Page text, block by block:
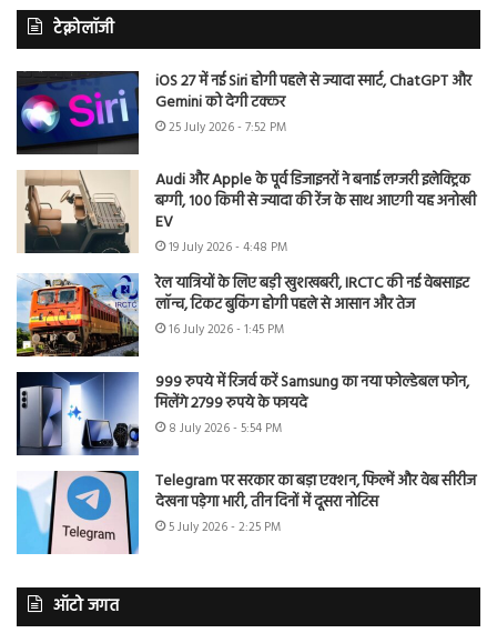
टेक्नोलॉजी
iOS 27 में नई Siri होगी पहले से ज्यादा स्मार्ट, ChatGPT और
Gemini को देगी टक्कर
25 July 2026 - 7:52 PM
Audi और Apple के पूर्व डिजाइनरों ने बनाई लग्जरी इलेक्ट्रिक
बग्गी, 100 किमी से ज्यादा की रेंज के साथ आएगी यह अनोखी
EV
19 July 2026 - 4:48 PM
रेल यात्रियों के लिए बड़ी खुशखबरी, IRCTC की नई वेबसाइट
लॉन्च, टिकट बुकिंग होगी पहले से आसान और तेज
16 July 2026 - 1:45 PM
999 रुपये में रिजर्व करें Samsung का नया फोल्डेबल फोन,
मिलेंगे 2799 रुपये के फायदे
8 July 2026 - 5:54 PM
Telegram पर सरकार का बड़ा एक्शन, फिल्में और वेब सीरीज
देखना पड़ेगा भारी, तीन दिनों में दूसरा नोटिस
5 July 2026 - 2:25 PM
ऑटो जगत